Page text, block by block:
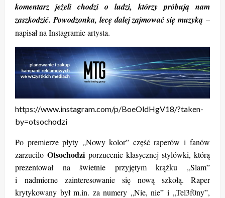
komentarz jeżeli chodzi o ludzi, którzy próbują nam
zaszkodzić. Powodzonka, lecę dalej zajmować się muzyką –
napisał na Instagramie artysta.
https://www.instagram.com/p/BoeOldHgV18/?taken-
by=otsochodzi
Po premierze płyty „Nowy kolor” część raperów i fanów
zarzuciło Otsochodzi porzucenie klasycznej stylówki, którą
prezentował na świetnie przyjętym krążku „Slam”
i nadmierne zainteresowanie się nową szkołą. Raper
krytykowany był m.in. za numery „Nie, nie” i „Tel3f0ny”,